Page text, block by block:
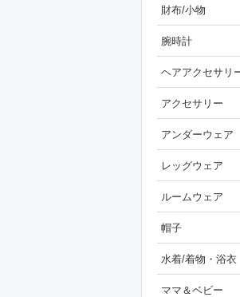
財布/小物
腕時計
ヘアアクセサリ
アクセサリー
アンダーウェア
レッグウェア
ルームウェア
帽子
水着/着物・浴衣
ママ＆ベビー